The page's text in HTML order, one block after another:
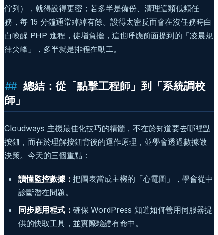
佇列），就得設得更密；若多半是備份、清理這類低頻任
務，每 15 分鐘通常綽綽有餘。設得太密反而會在沒任務時白
白喚醒 PHP 進程，徒增負擔，這也呼應前面提到的「凌晨規
律尖峰」，多半就是排程在動工。
總結：從「點擊工程師」到「系統調校
師」
Cloudways 主機最佳化技巧的精髓，不在於知道要去哪裡點
按鈕，而在於理解按鈕背後的運作原理，並學會透過數據做
決策。今天的三個重點：
讀懂監控數據： 把圖表當成主機的「心電圖」，學會從中
診斷潛在問題。
同步應用程式： 確保 WordPress 知道如何善用伺服器提
供的快取工具，並實際驗證有命中。